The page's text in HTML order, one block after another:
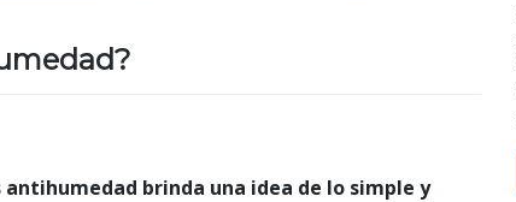
antihumedad brinda una idea de lo simple y